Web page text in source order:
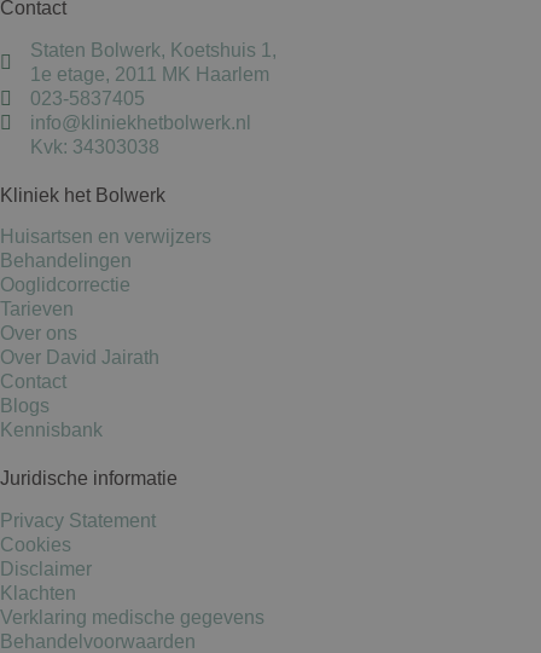
Contact
Staten Bolwerk, Koetshuis 1,
1e etage, 2011 MK Haarlem
023-5837405
info@kliniekhetbolwerk.nl
Kvk: 34303038
Kliniek het Bolwerk
Huisartsen en verwijzers
Behandelingen
Ooglidcorrectie
Tarieven
Over ons
Over David Jairath
Contact
Blogs
Kennisbank
Juridische informatie
Privacy Statement
Cookies
Disclaimer
Klachten
Verklaring medische gegevens
Behandelvoorwaarden